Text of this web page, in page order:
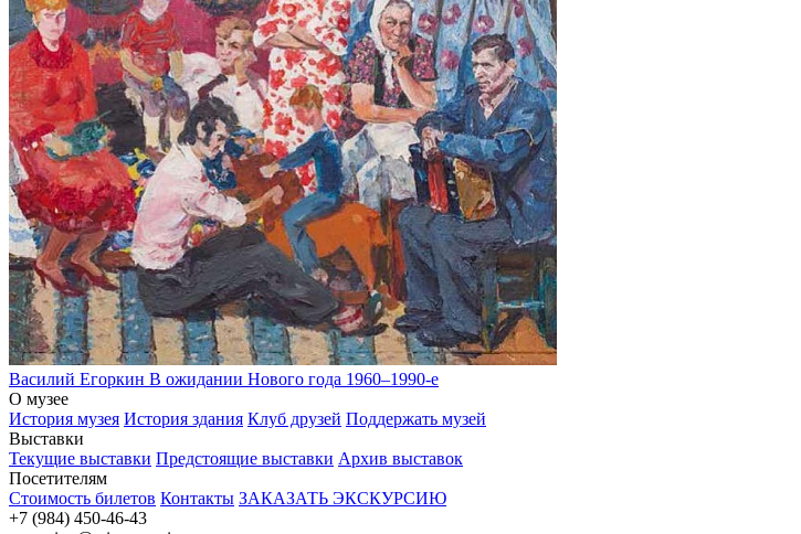
Василий Егоркин В ожидании Нового года 1960–1990-е
О музее
История музея История здания Клуб друзей Поддержать музей
Выставки
Текущие выставки Предстоящие выставки Архив выставок
Посетителям
Стоимость билетов Контакты ЗАКАЗАТЬ ЭКСКУРСИЮ
+7 (984) 450-46-43